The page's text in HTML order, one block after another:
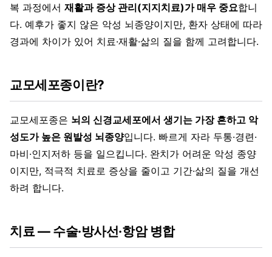
복 과정에서 재활과 증상 관리(지지치료)가 매우 중요합니
다. 예후가 좋지 않은 악성 뇌종양이지만, 환자 상태에 따라
경과에 차이가 있어 치료·재활·삶의 질을 함께 고려합니다.
교모세포종이란?
교모세포종은 뇌의 신경교세포에서 생기는 가장 흔하고 악
성도가 높은 원발성 뇌종양입니다. 빠르게 자라 두통·경련·
마비·인지저하 등을 일으킵니다. 완치가 어려운 악성 종양
이지만, 적극적 치료로 증상을 줄이고 기간·삶의 질을 개선
하려 합니다.
치료 — 수술·방사선·항암 병합